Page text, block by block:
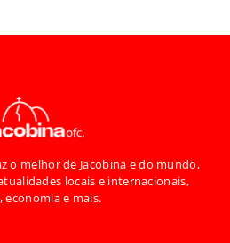
o melhor de Jacobina e do mundo,
locais e internacionais,
economia e mais.